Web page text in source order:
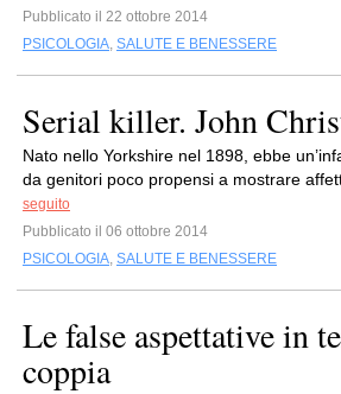
Pubblicato il 22 ottobre 2014
PSICOLOGIA, SALUTE E BENESSERE
Serial killer. John
Nato nello Yorkshire nel 1898, ebbe
da genitori poco propensi a mostrare
seguito
Pubblicato il 06 ottobre 2014
PSICOLOGIA, SALUTE E BENESSERE
Le false aspettative in
coppia